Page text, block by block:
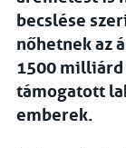
becslése
nőhetnek az
1500 milliárd
támogatott
emberek.